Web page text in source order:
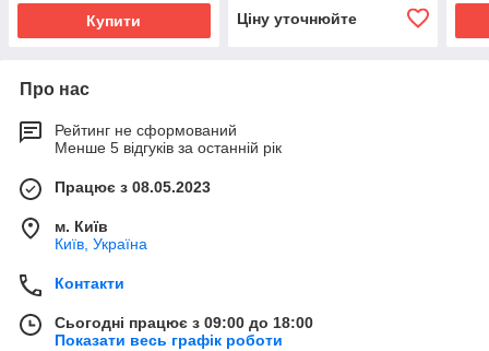
Купити Ціну уточнюйте
Про нас
Рейтинг не сформований
Менше 5 відгуків за останній рік
Працює з 08.05.2023
м. Київ
Київ, Україна
Контакти
Сьогодні працює з 09:00 до 18:00
Показати весь графік роботи